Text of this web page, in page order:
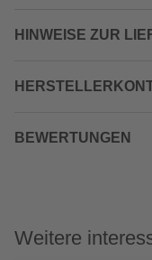
HINWEISE ZUR
BEWERTUNGEN
Weitere